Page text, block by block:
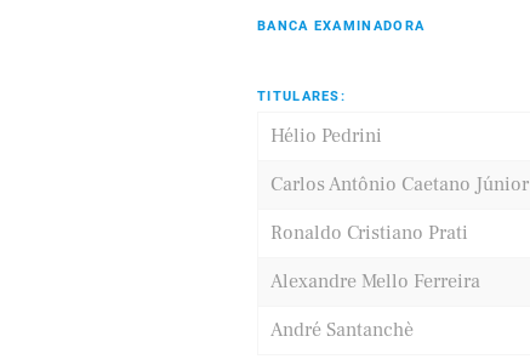
BANCA EXAMINADORA
TITULARES:
Hélio Pedrini
Carlos Antônio Caetano Júnior
Ronaldo Cristiano Prati
Alexandre Mello Ferreira
André Santanchè